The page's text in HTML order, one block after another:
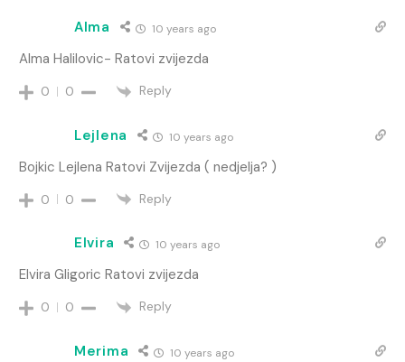
Alma 10 years ago
Alma Halilovic- Ratovi zvijezda
0 0 Reply
Lejlena 10 years ago
Bojkic Lejlena Ratovi Zvijezda ( nedjelja? )
0 0 Reply
Elvira 10 years ago
Elvira Gligoric Ratovi zvijezda
0 0 Reply
Merima 10 years ago